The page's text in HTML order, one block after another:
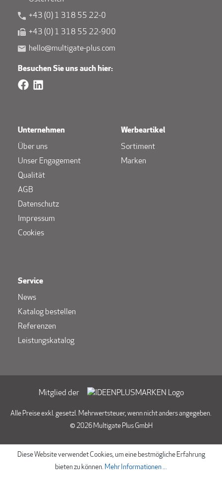
+43 (0) 1 318 55 22-0
+43 (0) 1 318 55 22-900
hello@multigate-plus.com
Besuchen Sie uns auch hier:
Unternehmen
Über uns
Unser Engagement
Qualität
AGB
Datenschutz
Impressum
Cookies
Werbeartikel
Sortiment
Marken
Service
News
Katalog bestellen
Referenzen
Leistungskatalog
Mitglied der
Alle Preise exkl. gesetzl. Mehrwertsteuer, wenn nicht anders angegeben.
© 2026 Multigate Plus GmbH
Diese Website verwendet Cookies, um eine bestmögliche Erfahrung
bieten zu können. Mehr Informationen ...